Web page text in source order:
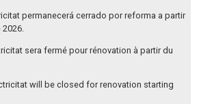
permanecerá cerrado por reforma a partir
sera fermé pour rénovation à partir du
will be closed for renovation starting